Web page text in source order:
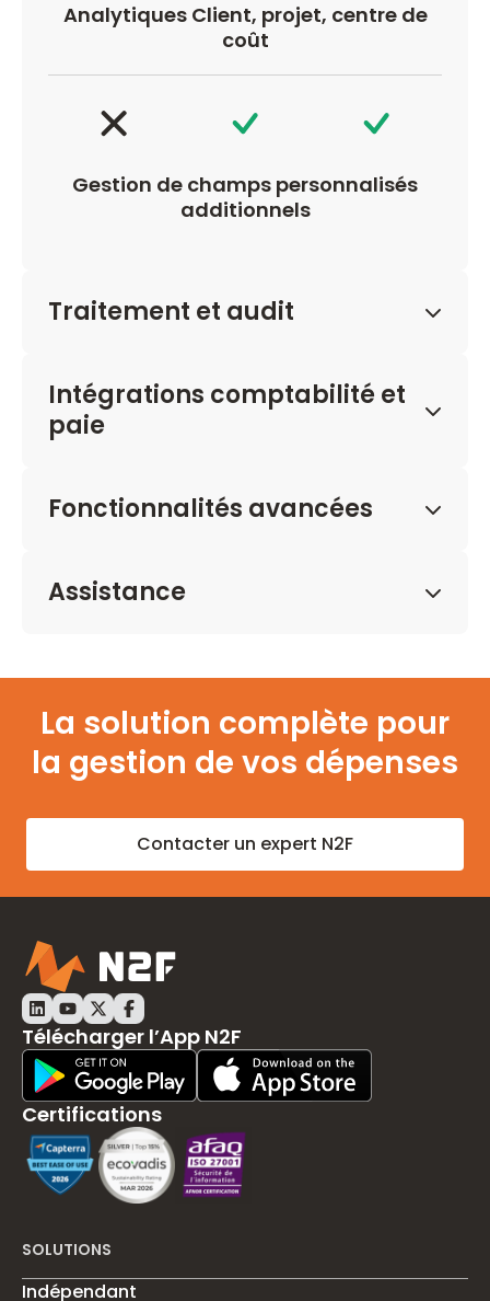
Analytiques Client, projet, centre de
coût
Gestion de champs personnalisés
additionnels
Traitement et audit
Intégrations comptabilité et
paie
Fonctionnalités avancées
Assistance
La solution complète pour
la gestion de vos dépenses
Contacter un expert N2F
LinkedIn N2F
Youtube N2F
Twitter N2F
Facebook N2F
Télécharger l’App N2F
Play Store DownloadApp Store Download
Certifications
SOLUTIONS
Indépendant